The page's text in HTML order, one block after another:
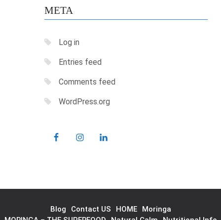
META
Log in
Entries feed
Comments feed
WordPress.org
Blog Contact US HOME
Moringa